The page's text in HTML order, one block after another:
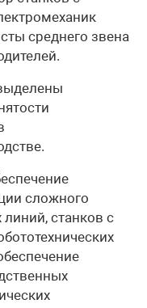
среднего звена
сложного
станков с